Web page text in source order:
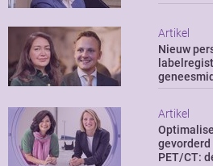
Artikel
Nieuw
Artikel
gevorderd
PET/CT: